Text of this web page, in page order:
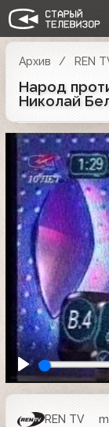
Архив REN
Народ
Николай
REN TV